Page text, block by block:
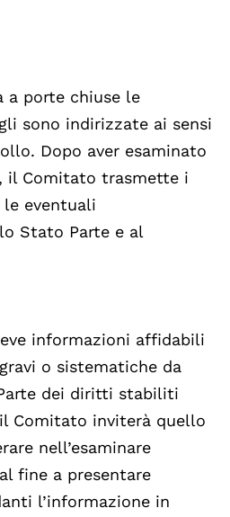
a porte chiuse le
sono indirizzate ai sensi
Dopo aver esaminato
il Comitato trasmette i
le eventuali
Stato Parte e al
informazioni affidabili
o sistematiche da
dei diritti stabiliti
Comitato inviterà quello
nell’esaminare
fine a presentare
l’informazione in